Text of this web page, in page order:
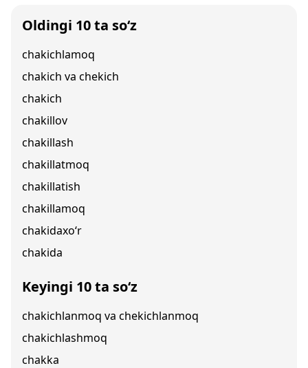
Oldingi 10 ta so‘z
chakichlamoq
chakich va chekich
chakich
chakillov
chakillash
chakillatmoq
chakillatish
chakillamoq
chakidaxo‘r
chakida
Keyingi 10 ta so‘z
chakichlanmoq va chekichlanmoq
chakichlashmoq
chakka